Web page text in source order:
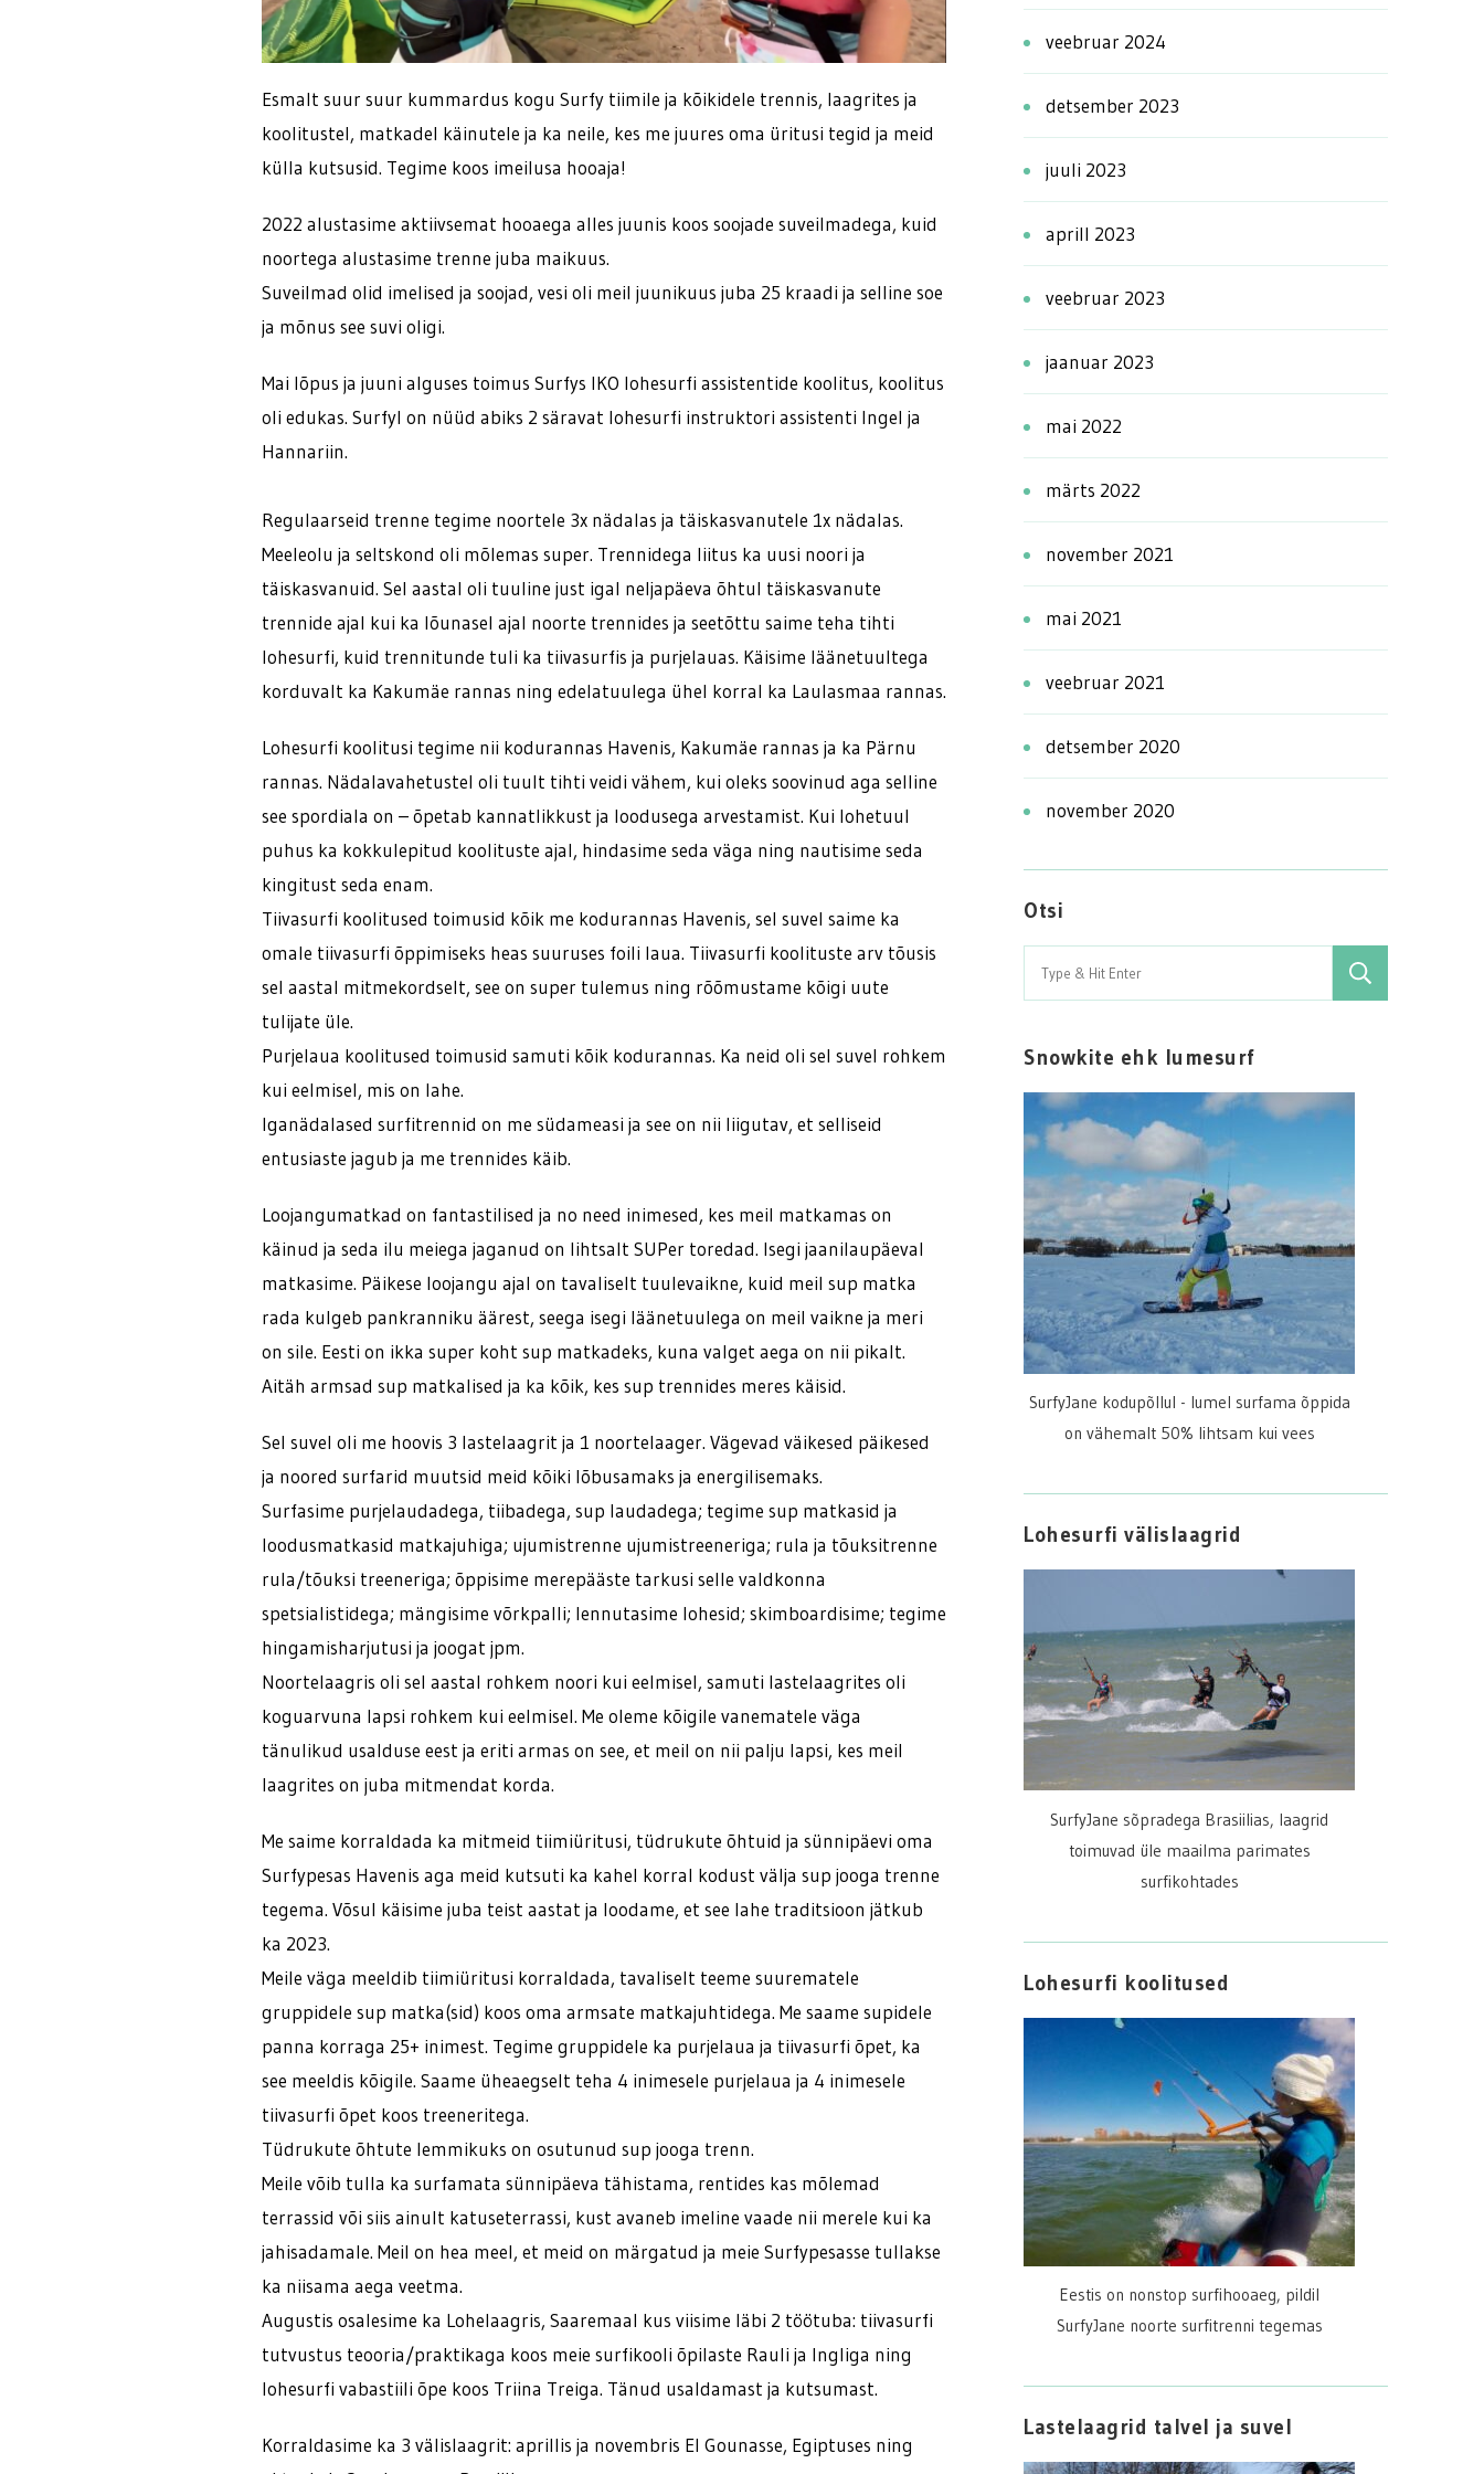
Esmalt suur suur kummardus kogu Surfy tiimile ja kõikidele trennis, laagrites ja
koolitustel, matkadel käinutele ja ka neile, kes me juures oma üritusi tegid ja meid
külla kutsusid. Tegime koos imeilusa hooaja!
2022 alustasime aktiivsemat hooaega alles juunis koos soojade suveilmadega, kuid
noortega alustasime trenne juba maikuus.
Suveilmad olid imelised ja soojad, vesi oli meil juunikuus juba 25 kraadi ja selline soe
ja mõnus see suvi oligi.
Mai lõpus ja juuni alguses toimus Surfys IKO lohesurfi assistentide koolitus, koolitus
oli edukas. Surfyl on nüüd abiks 2 säravat lohesurfi instruktori assistenti Ingel ja
Hannariin.
Regulaarseid trenne tegime noortele 3x nädalas ja täiskasvanutele 1x nädalas.
Meeleolu ja seltskond oli mõlemas super. Trennidega liitus ka uusi noori ja
täiskasvanuid. Sel aastal oli tuuline just igal neljapäeva õhtul täiskasvanute
trennide ajal kui ka lõunasel ajal noorte trennides ja seetõttu saime teha tihti
lohesurfi, kuid trennitunde tuli ka tiivasurfis ja purjelauas. Käisime läänetuultega
korduvalt ka Kakumäe rannas ning edelatuulega ühel korral ka Laulasmaa rannas.
Lohesurfi koolitusi tegime nii kodurannas Havenis, Kakumäe rannas ja ka Pärnu
rannas. Nädalavahetustel oli tuult tihti veidi vähem, kui oleks soovinud aga selline
see spordiala on – õpetab kannatlikkust ja loodusega arvestamist. Kui lohetuul
puhus ka kokkulepitud koolituste ajal, hindasime seda väga ning nautisime seda
kingitust seda enam.
Tiivasurfi koolitused toimusid kõik me kodurannas Havenis, sel suvel saime ka
omale tiivasurfi õppimiseks heas suuruses foili laua. Tiivasurfi koolituste arv tõusis
sel aastal mitmekordselt, see on super tulemus ning rõõmustame kõigi uute
tulijate üle.
Purjelaua koolitused toimusid samuti kõik kodurannas. Ka neid oli sel suvel rohkem
kui eelmisel, mis on lahe.
Iganädalased surfitrennid on me südameasi ja see on nii liigutav, et selliseid
entusiaste jagub ja me trennides käib.
Loojangumatkad on fantastilised ja no need inimesed, kes meil matkamas on
käinud ja seda ilu meiega jaganud on lihtsalt SUPer toredad. Isegi jaanilaupäeval
matkasime. Päikese loojangu ajal on tavaliselt tuulevaikne, kuid meil sup matka
rada kulgeb pankranniku äärest, seega isegi läänetuulega on meil vaikne ja meri
on sile. Eesti on ikka super koht sup matkadeks, kuna valget aega on nii pikalt.
Aitäh armsad sup matkalised ja ka kõik, kes sup trennides meres käisid.
Sel suvel oli me hoovis 3 lastelaagrit ja 1 noortelaager. Vägevad väikesed päikesed
ja noored surfarid muutsid meid kõiki lõbusamaks ja energilisemaks.
Surfasime purjelaudadega, tiibadega, sup laudadega; tegime sup matkasid ja
loodusmatkasid matkajuhiga; ujumistrenne ujumistreeneriga; rula ja tõuksitrenne
rula/tõuksi treeneriga; õppisime merepääste tarkusi selle valdkonna
spetsialistidega; mängisime võrkpalli; lennutasime lohesid; skimboardisime; tegime
hingamisharjutusi ja joogat jpm.
Noortelaagris oli sel aastal rohkem noori kui eelmisel, samuti lastelaagrites oli
koguarvuna lapsi rohkem kui eelmisel. Me oleme kõigile vanematele väga
tänulikud usalduse eest ja eriti armas on see, et meil on nii palju lapsi, kes meil
laagrites on juba mitmendat korda.
Me saime korraldada ka mitmeid tiimiüritusi, tüdrukute õhtuid ja sünnipäevi oma
Surfypesas Havenis aga meid kutsuti ka kahel korral kodust välja sup jooga trenne
tegema. Võsul käisime juba teist aastat ja loodame, et see lahe traditsioon jätkub
ka 2023.
Meile väga meeldib tiimiüritusi korraldada, tavaliselt teeme suurematele
gruppidele sup matka(sid) koos oma armsate matkajuhtidega. Me saame supidele
panna korraga 25+ inimest. Tegime gruppidele ka purjelaua ja tiivasurfi õpet, ka
see meeldis kõigile. Saame üheaegselt teha 4 inimesele purjelaua ja 4 inimesele
tiivasurfi õpet koos treeneritega.
Tüdrukute õhtute lemmikuks on osutunud sup jooga trenn.
Meile võib tulla ka surfamata sünnipäeva tähistama, rentides kas mõlemad
terrassid või siis ainult katuseterrassi, kust avaneb imeline vaade nii merele kui ka
jahisadamale. Meil on hea meel, et meid on märgatud ja meie Surfypesasse tullakse
ka niisama aega veetma.
Augustis osalesime ka Lohelaagris, Saaremaal kus viisime läbi 2 töötuba: tiivasurfi
tutvustus teooria/praktikaga koos meie surfikooli õpilaste Rauli ja Ingliga ning
lohesurfi vabastiili õpe koos Triina Treiga. Tänud usaldamast ja kutsumast.
Korraldasime ka 3 välislaagrit: aprillis ja novembris El Gounasse, Egiptuses ning
veebruar 2024
detsember 2023
juuli 2023
aprill 2023
veebruar 2023
jaanuar 2023
mai 2022
märts 2022
november 2021
mai 2021
veebruar 2021
detsember 2020
november 2020
Otsi
Search
for:
Snowkite ehk lumesurf
SurfyJane kodupõllul - lumel surfama õppida
on vähemalt 50% lihtsam kui vees
Lohesurfi välislaagrid
SurfyJane sõpradega Brasiilias, laagrid
toimuvad üle maailma parimates
surfikohtades
Lohesurfi koolitused
Eestis on nonstop surfihooaeg, pildil
SurfyJane noorte surfitrenni tegemas
Lastelaagrid talvel ja suvel